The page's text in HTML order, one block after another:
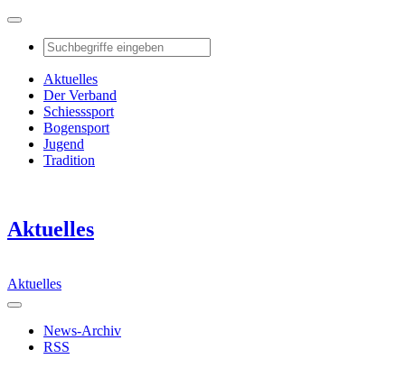
Aktuelles
Der Verband
Schiesssport
Bogensport
Jugend
Tradition
Aktuelles
Aktuelles
News-Archiv
RSS